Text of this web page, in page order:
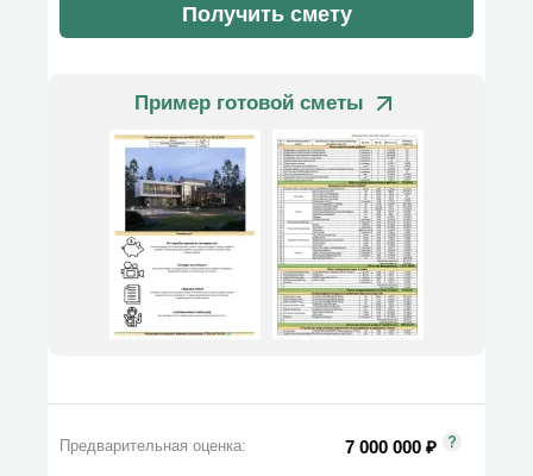
Получить смету
Пример готовой сметы
Предварительная оценка: 7 000 000 ₽